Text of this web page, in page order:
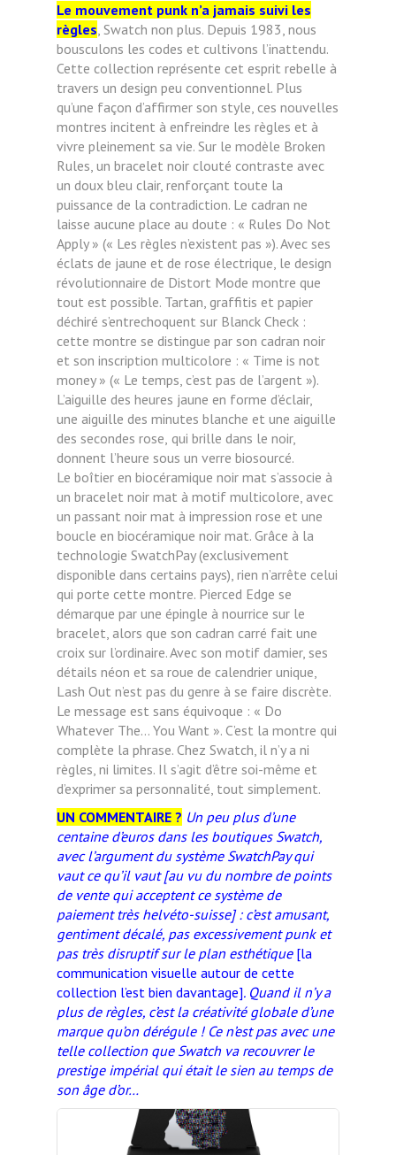
Le mouvement punk n’a jamais suivi les
règles, Swatch non plus. Depuis 1983, nous
bousculons les codes et cultivons l’inattendu.
Cette collection représente cet esprit rebelle à
travers un design peu conventionnel. Plus
qu’une façon d’affirmer son style, ces nouvelles
montres incitent à enfreindre les règles et à
vivre pleinement sa vie. Sur le modèle Broken
Rules, un bracelet noir clouté contraste avec
un doux bleu clair, renforçant toute la
puissance de la contradiction. Le cadran ne
laisse aucune place au doute : « Rules Do Not
Apply » (« Les règles n’existent pas »). Avec ses
éclats de jaune et de rose électrique, le design
révolutionnaire de Distort Mode montre que
tout est possible. Tartan, graffitis et papier
déchiré s’entrechoquent sur Blanck Check :
cette montre se distingue par son cadran noir
et son inscription multicolore : « Time is not
money » (« Le temps, c’est pas de l’argent »).
L’aiguille des heures jaune en forme d’éclair,
une aiguille des minutes blanche et une aiguille
des secondes rose, qui brille dans le noir,
donnent l’heure sous un verre biosourcé.
Le boîtier en biocéramique noir mat s’associe à
un bracelet noir mat à motif multicolore, avec
un passant noir mat à impression rose et une
boucle en biocéramique noir mat. Grâce à la
technologie SwatchPay (exclusivement
disponible dans certains pays), rien n’arrête celui
qui porte cette montre. Pierced Edge se
démarque par une épingle à nourrice sur le
bracelet, alors que son cadran carré fait une
croix sur l’ordinaire. Avec son motif damier, ses
détails néon et sa roue de calendrier unique,
Lash Out n’est pas du genre à se faire discrète.
Le message est sans équivoque : « Do
Whatever The… You Want ». C’est la montre qui
complète la phrase. Chez Swatch, il n’y a ni
règles, ni limites. Il s’agit d’être soi-même et
d’exprimer sa personnalité, tout simplement.
UN COMMENTAIRE ? Un peu plus d’une
centaine d’euros dans les boutiques Swatch,
avec l’argument du système SwatchPay qui
vaut ce qu’il vaut [au vu du nombre de points
de vente qui acceptent ce système de
paiement très helvéto-suisse] : c’est amusant,
gentiment décalé, pas excessivement punk et
pas très disruptif sur le plan esthétique [la
communication visuelle autour de cette
collection l’est bien davantage]. Quand il n’y a
plus de règles, c’est la créativité globale d’une
marque qu’on dérégule ! Ce n’est pas avec une
telle collection que Swatch va recouvrer le
prestige impérial qui était le sien au temps de
son âge d’or…